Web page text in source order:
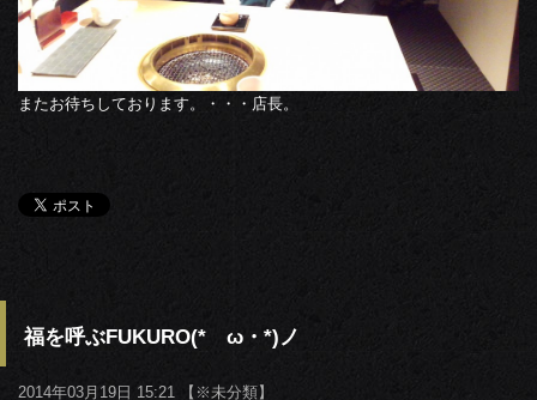
またお待ちしております。・・・店長。
福を呼ぶFUKURO(*ゝω・*)ノ
2014年03月19日 15:21 【 ※未分類】